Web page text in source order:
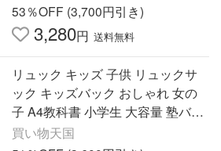
53％OFF (3,700円引き)
3,280円 送料無料
リュック キッズ 子供 リュックサ
ック キッズバック おしゃれ 女の
子 A4教科書 小学生 大容量 塾バッ
グ 通学リュック 入学祝い キッズ
買い物天国